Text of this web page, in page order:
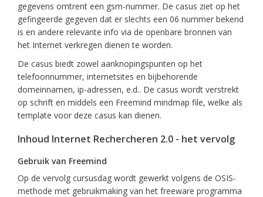
gegevens omtrent een gsm-nummer. De casus ziet op het
gefingeerde gegeven dat er slechts een 06 nummer bekend
is en andere relevante info via de openbare bronnen van
het Internet verkregen dienen te worden.
De casus biedt zowel aanknopingspunten op het
telefoonnummer, internetsites en bijbehorende
domeinnamen, ip-adressen, e.d.. De casus wordt verstrekt
op schrift en middels een Freemind mindmap file, welke als
template voor deze casus kan dienen.
Inhoud Internet Rechercheren 2.0 - het vervolg
Gebruik van Freemind
Op de vervolg cursusdag wordt gewerkt volgens de OSIS-
methode met gebruikmaking van het freeware programma